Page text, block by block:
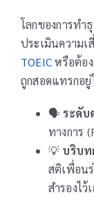
โลกของการทำ
ประเมินความเ
TOEICหรือต้อ
ถูกสอดแทรกอยู่
🗣️ระดั
ทางการ
💡 บริบท
สติเพื่อน
สำรองไว้